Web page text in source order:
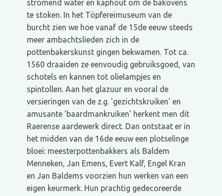
stromend water en kaphout om de bakovens
te stoken. In het Töpfereimuseum van de
burcht zien we hoe vanaf de 15de eeuw steeds
meer ambachtslieden zich in de
pottenbakerskunst gingen bekwamen. Tot ca.
1560 draaiden ze eenvoudig gebruiksgoed, van
schotels en kannen tot olielampjes en
spintollen. Aan het glazuur en vooral de
versieringen van de z.g. 'gezichtskruiken' en
amusante 'baardmankruiken' herkent men dit
Raerense aardewerk direct. Dan ontstaat er in
het midden van de 16de eeuw een plotselinge
bloei: meesterpottenbakkers als Baldem
Menneken, Jan Emens, Evert Kalf, Engel Kran
en Jan Baldems voorzien hun werken van een
eigen keurmerk. Hun prachtig gedecoreerde